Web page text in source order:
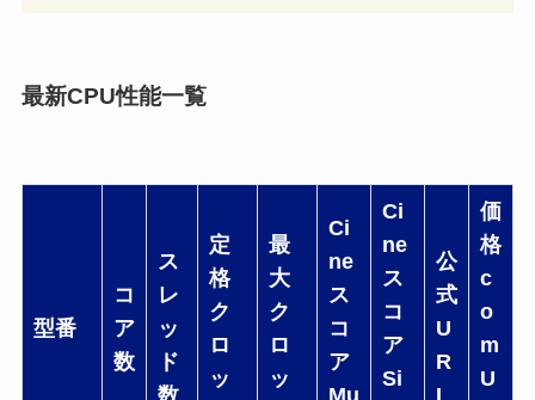
最新CPU性能一覧
型番
コ
ア
数
ス
レ
ッ
ド
数
定
格
ク
ロ
ッ
最
大
ク
ロ
ッ
Ci
ne
ス
コ
ア
Mu
Ci
ne
ス
コ
ア
Si
公
式
U
R
L
価
格
c
o
m
U